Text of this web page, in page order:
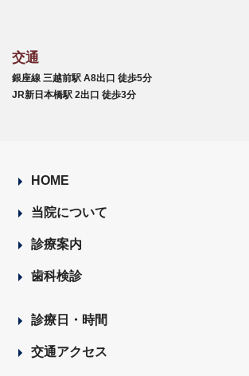
交通
銀座線 三越前駅 A8出口 徒歩5分
JR新日本橋駅 2出口 徒歩3分
HOME
当院について
診療案内
歯科検診
診療日・時間
交通アクセス